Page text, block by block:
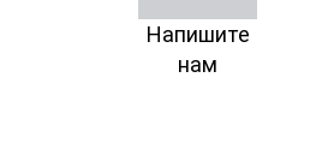
Напишите
нам